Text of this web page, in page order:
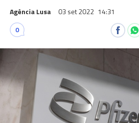
Agência Lusa 03 set 2022 14:31
0